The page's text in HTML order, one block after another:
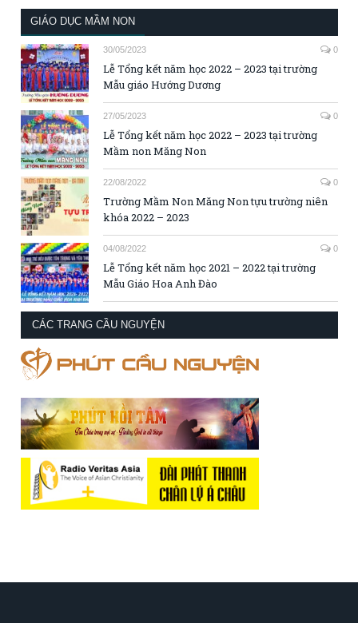
GIÁO DỤC MẦM NON
30/05/2023 0
Lễ Tổng kết năm học 2022 – 2023 tại trường
Mẫu giáo Hướng Dương
27/05/2023 0
Lễ Tổng kết năm học 2022 – 2023 tại trường
Mầm non Măng Non
22/08/2022 0
Trường Mầm Non Măng Non tựu trường niên
khóa 2022 – 2023
04/08/2022 0
Lễ Tổng kết năm học 2021 – 2022 tại trường
Mẫu Giáo Hoa Anh Đào
CÁC TRANG CẦU NGUYỆN